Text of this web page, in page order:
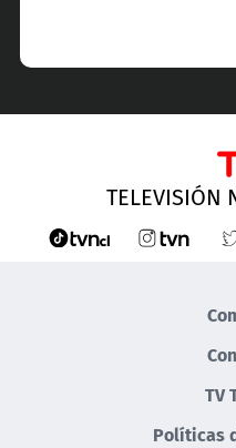
TELEVISIÓN
TV
Políticas